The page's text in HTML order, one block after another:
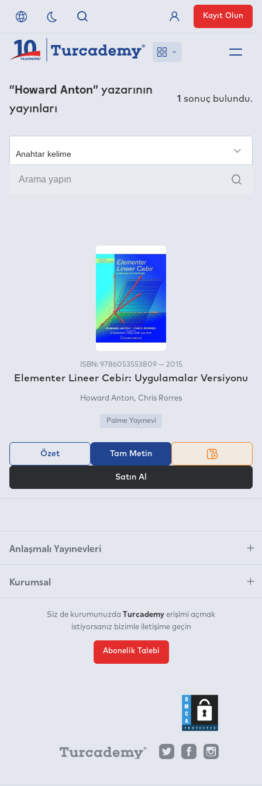
Referanslarımız
Uzaktan Erişim
Nasıl Erişirim
Üye Girişi
Kayıt Olun
“Howard Anton” yazarının
yayınları
1 sonuç bulundu.
Ara
ISBN: 9786053553809 — 2015
Elementer Lineer Cebir: Uygulamalar Versiyonu
Howard Anton Chris Rorres
Palme Yayınevi
Özet Tam Metin
Satın Al
Anlaşmalı Yayınevleri
Kurumsal
Siz de kurumunuzda Turcademy erişimi açmak
istiyorsanız bizimle iletişime geçin
Abonelik Talebi